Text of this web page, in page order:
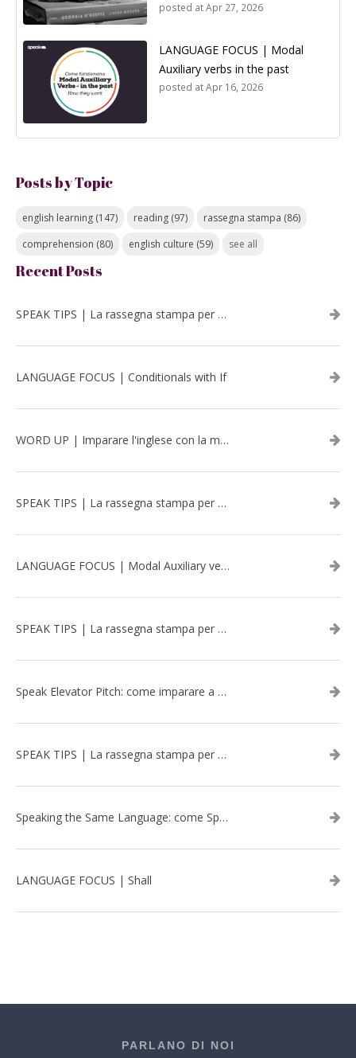
posted atApr 27, 2026
LANGUAGE FOCUS | Modal
Auxiliary verbs in the past
posted atApr 16, 2026
Posts by Topic
english learning (147) reading (97) rassegna stampa (86)
comprehension (80) english culture (59) see all
Recent Posts
SPEAK TIPS | La rassegna stampa per migliorare l’inglese - luglio 2026
LANGUAGE FOCUS | Conditionals with If
WORD UP | Imparare l'inglese con la musica: David Bowie
SPEAK TIPS | La rassegna stampa per migliorare l’inglese - aprile 2026
LANGUAGE FOCUS | Modal Auxiliary verbs in the past
SPEAK TIPS | La rassegna stampa per migliorare l’inglese - marzo 2026
Speak Elevator Pitch: come imparare a gestire una presentazione in inglese
SPEAK TIPS | La rassegna stampa per migliorare l’inglese - febbraio 2026
Speaking the Same Language: come Speak aiuta a rafforzare i team attraverso il Team Building in inglese
LANGUAGE FOCUS | Shall
PARLANO DI NOI